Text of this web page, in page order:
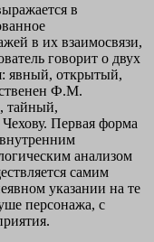
в
в их взаимосвязи,
говорит о двух
явный, открытый,
Ф.М.
тайный,
Первая форма
анализом
самим
указании на те
персонажа, с